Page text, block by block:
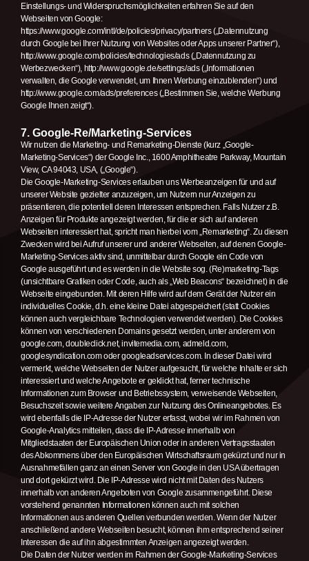
Einstellungs- und Widerspruchsmöglichkeiten erfahren Sie auf den
Webseiten von Google:
https://www.google.com/intl/de/policies/privacy/partners („Datennutzung
durch Google bei Ihrer Nutzung von Websites oder Apps unserer Partner“),
http://www.google.com/policies/technologies/ads („Datennutzung zu
Werbezwecken“), http://www.google.de/settings/ads („Informationen
verwalten, die Google verwendet, um Ihnen Werbung einzublenden“) und
http://www.google.com/ads/preferences („Bestimmen Sie, welche Werbung
Google Ihnen zeigt“).
7. Google-Re/Marketing-Services
Wir nutzen die Marketing- und Remarketing-Dienste (kurz „Google-
Marketing-Services“) der Google Inc., 1600 Amphitheatre Parkway, Mountain
View, CA 94043, USA, („Google“).
Die Google-Marketing-Services erlauben uns Werbeanzeigen für und auf
unserer Website gezielter anzuzeigen, um Nutzern nur Anzeigen zu
präsentieren, die potentiell deren Interessen entsprechen. Falls Nutzer z.B.
Anzeigen für Produkte angezeigt werden, für die er sich auf anderen
Webseiten interessiert hat, spricht man hierbei vom „Remarketing“. Zu diesen
Zwecken wird bei Aufruf unserer und anderer Webseiten, auf denen Google-
Marketing-Services aktiv sind, unmittelbar durch Google ein Code von
Google ausgeführt und es werden in die Website sog. (Re)marketing-Tags
(unsichtbare Grafiken oder Code, auch als „Web Beacons“ bezeichnet) in die
Webseite eingebunden. Mit deren Hilfe wird auf dem Gerät der Nutzer ein
individuelles Cookie, d.h. eine kleine Datei abgespeichert (statt Cookies
können auch vergleichbare Technologien verwendet werden). Die Cookies
können von verschiedenen Domains gesetzt werden, unter anderem von
google.com, doubleclick.net, invitemedia.com, admeld.com,
googlesyndication.com oder googleadservices.com. In dieser Datei wird
vermerkt, welche Webseiten der Nutzer aufgesucht, für welche Inhalte er sich
interessiert und welche Angebote er geklickt hat, ferner technische
Informationen zum Browser und Betriebssystem, verweisende Webseiten,
Besuchszeit sowie weitere Angaben zur Nutzung des Onlineangebotes. Es
wird ebenfalls die IP-Adresse der Nutzer erfasst, wobei wir im Rahmen von
Google-Analytics mitteilen, dass die IP-Adresse innerhalb von
Mitgliedstaaten der Europäischen Union oder in anderen Vertragsstaaten
des Abkommens über den Europäischen Wirtschaftsraum gekürzt und nur in
Ausnahmefällen ganz an einen Server von Google in den USA übertragen
und dort gekürzt wird. Die IP-Adresse wird nicht mit Daten des Nutzers
innerhalb von anderen Angeboten von Google zusammengeführt. Diese
vorstehend genannten Informationen können auch mit solchen
Informationen aus anderen Quellen verbunden werden. Wenn der Nutzer
anschließend andere Webseiten besucht, können ihm entsprechend seiner
Interessen die auf ihn abgestimmten Anzeigen angezeigt werden.
Die Daten der Nutzer werden im Rahmen der Google-Marketing-Services